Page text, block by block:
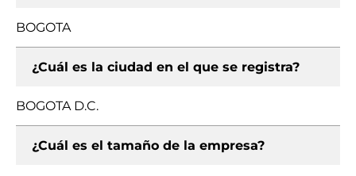
BOGOTA
¿Cuál es la ciudad en el que se registra?
BOGOTA D.C.
¿Cuál es el tamaño de la empresa?